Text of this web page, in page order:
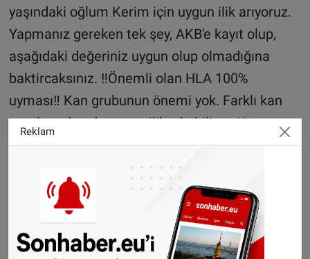
yaşındaki oğlum Kerim için uygun ilik arıyoruz.
Yapmanız gereken tek şey, AKB'e kayıt olup,
aşağıdaki değeriniz uygun olup olmadığına
baktircaksınız. ‼Önemli olan HLA 100%
uyması‼ Kan grubunun önemi yok. Farklı kan
gruplarından da uygun ilik çıkabiliyor. Yapmanız
gereken tek şey müracat edip kan örneği
vermek, doku uyduğu takdirde sizden ilik nakli
yapılacak. Canlarım lütfen duyarli olalım ve
minik yavrumu Allah korusun Kansere
yakalanmadan kurtaralım. Allah rızası için tüm
tandıklarınıza bunu paylaşın. Allah hepinizden
Reklam